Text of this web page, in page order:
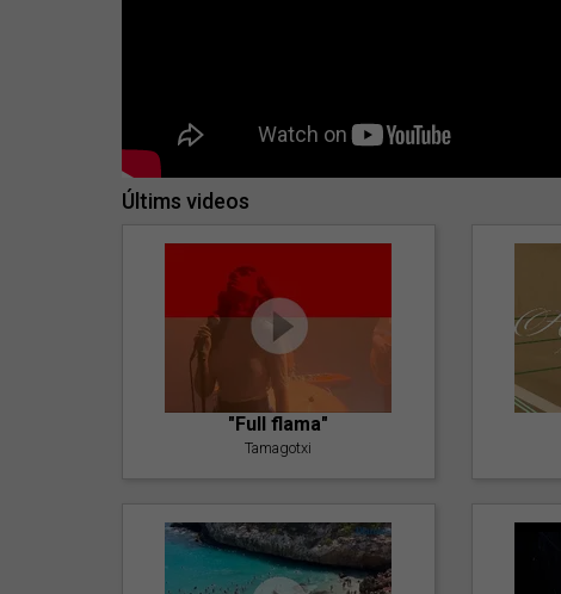
Últims videos
"Full flama"
Tamagotxi